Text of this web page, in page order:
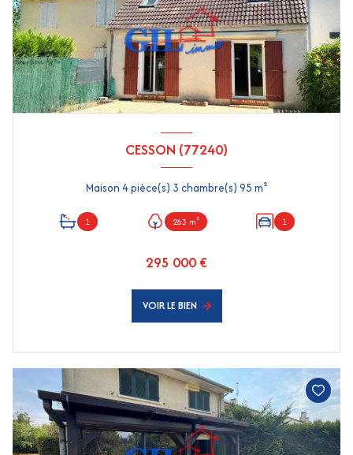
CESSON (77240)
Maison 4 pièce(s) 3 chambre(s) 95 m²
1 263 m² 1
295 000 €
VOIR LE BIEN